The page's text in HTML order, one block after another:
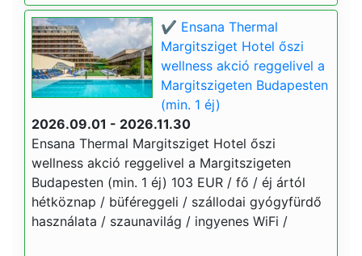
✔️ Ensana Thermal
Margitsziget Hotel őszi
wellness akció reggelivel a
Margitszigeten Budapesten
(min. 1 éj)
2026.09.01 - 2026.11.30
Ensana Thermal Margitsziget Hotel őszi
wellness akció reggelivel a Margitszigeten
Budapesten (min. 1 éj) 103 EUR / fő / éj ártól
hétköznap / büféreggeli / szállodai gyógyfürdő
használata / szaunavilág / ingyenes WiFi /